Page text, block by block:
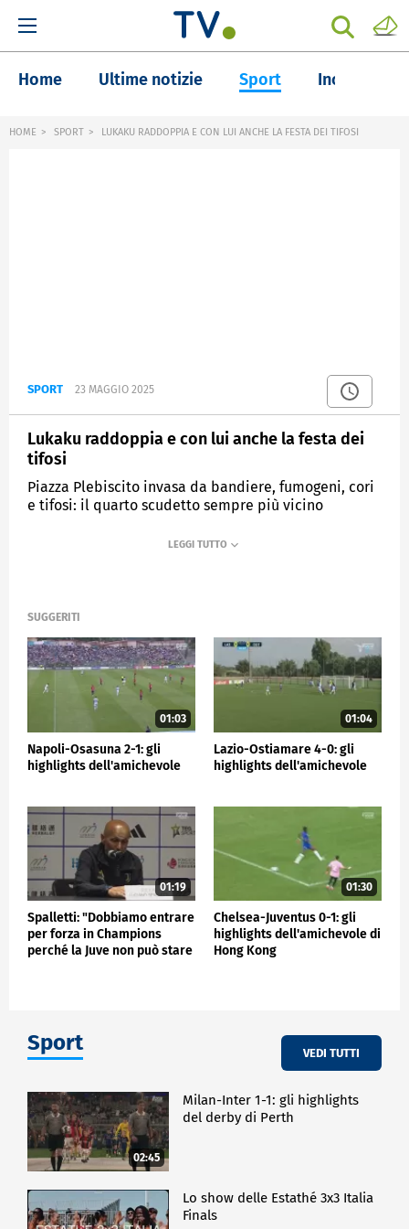
Home Ultime notizie Sport Inchieste
HOME SPORT LUKAKU RADDOPPIA E CON LUI ANCHE LA FESTA DEI TIFOSI
SPORT 23 MAGGIO 2025
Lukaku raddoppia e con lui anche la festa dei
tifosi
Piazza Plebiscito invasa da bandiere, fumogeni, cori
e tifosi: il quarto scudetto sempre più vicino
SPORTMEDIASET
SUGGERITI
01:03
Napoli-Osasuna 2-1: gli
highlights dell'amichevole
01:04
Lazio-Ostiamare 4-0: gli
highlights dell'amichevole
01:19
Spalletti: "Dobbiamo entrare
per forza in Champions
perché la Juve non può stare
01:30
Chelsea-Juventus 0-1: gli
highlights dell'amichevole di
Hong Kong
Sport VEDI TUTTI
02:45
Milan-Inter 1-1: gli highlights
del derby di Perth
Lo show delle Estathé 3x3 Italia
Finals